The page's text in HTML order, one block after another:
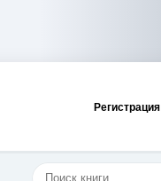
Регистрация